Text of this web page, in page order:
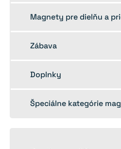
Magnety pre dielňu a
Zábava
Doplnky
Špeciálne kategórie